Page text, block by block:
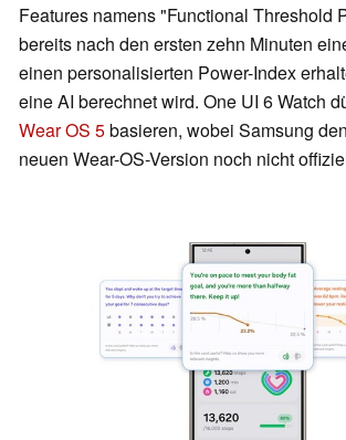
Features namens "Functional Threshold
bereits nach den ersten zehn Minuten
einen personalisierten Power-Index
eine AI berechnet wird. One UI 6 Watch
Wear OS 5basieren, wobei Samsung
neuen Wear-OS-Version noch nicht